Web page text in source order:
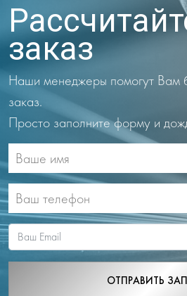
заказ
Наши менеджеры помогут Вам
заказ.
Просто заполните форму и
ОТПРАВИТЬ